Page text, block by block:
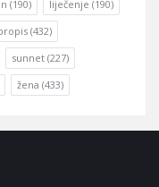
(190) liječenje (190)
(432)
sunnet (227)
žena (433)